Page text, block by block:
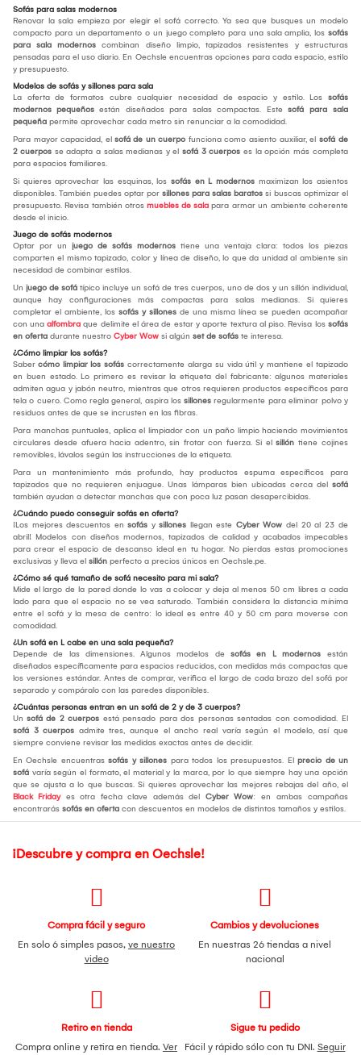
Sofás para salas modernos
Renovar la sala empieza por elegir el sofá correcto. Ya sea que busques un modelo
compacto para un departamento o un juego completo para una sala amplia, los sofás
para sala modernos combinan diseño limpio, tapizados resistentes y estructuras
pensadas para el uso diario. En Oechsle encuentras opciones para cada espacio, estilo
y presupuesto.
Modelos de sofás y sillones para sala
La oferta de formatos cubre cualquier necesidad de espacio y estilo. Los sofás
modernos pequeños están diseñados para salas compactas. Este sofá para sala
pequeña permite aprovechar cada metro sin renunciar a la comodidad.
Para mayor capacidad, el sofá de un cuerpo funciona como asiento auxiliar, el sofá de
2 cuerpos se adapta a salas medianas y el sofá 3 cuerpos es la opción más completa
para espacios familiares.
Si quieres aprovechar las esquinas, los sofás en L modernos maximizan los asientos
disponibles. También puedes optar por sillones para salas baratos si buscas optimizar el
presupuesto. Revisa también otros muebles de sala para armar un ambiente coherente
desde el inicio.
Juego de sofás modernos
Optar por un juego de sofás modernos tiene una ventaja clara: todos los piezas
comparten el mismo tapizado, color y línea de diseño, lo que da unidad al ambiente sin
necesidad de combinar estilos.
Un juego de sofá típico incluye un sofá de tres cuerpos, uno de dos y un sillón individual,
aunque hay configuraciones más compactas para salas medianas. Si quieres
completar el ambiente, los sofás y sillones de una misma línea se pueden acompañar
con una alfombra que delimite el área de estar y aporte textura al piso. Revisa los sofás
en oferta durante nuestro Cyber Wow si algún set de sofás te interesa.
¿Cómo limpiar los sofás?
Saber cómo limpiar los sofás correctamente alarga su vida útil y mantiene el tapizado
en buen estado. Lo primero es revisar la etiqueta del fabricante: algunos materiales
admiten agua y jabón neutro, mientras que otros requieren productos específicos para
tela o cuero. Como regla general, aspira los sillones regularmente para eliminar polvo y
residuos antes de que se incrusten en las fibras.
Para manchas puntuales, aplica el limpiador con un paño limpio haciendo movimientos
circulares desde afuera hacia adentro, sin frotar con fuerza. Si el sillón tiene cojines
removibles, lávalos según las instrucciones de la etiqueta.
Para un mantenimiento más profundo, hay productos espuma específicos para
tapizados que no requieren enjuague. Unas lámparas bien ubicadas cerca del sofá
también ayudan a detectar manchas que con poca luz pasan desapercibidas.
¿Cuándo puedo conseguir sofás en oferta?
¡Los mejores descuentos en sofás y sillones llegan este Cyber Wow del 20 al 23 de
abril! Modelos con diseños modernos, tapizados de calidad y acabados impecables
para crear el espacio de descanso ideal en tu hogar. No pierdas estas promociones
exclusivas y lleva el sillón perfecto a precios únicos en Oechsle.pe.
¿Cómo sé qué tamaño de sofá necesito para mi sala?
Mide el largo de la pared donde lo vas a colocar y deja al menos 50 cm libres a cada
lado para que el espacio no se vea saturado. También considera la distancia mínima
entre el sofá y la mesa de centro: lo ideal es entre 40 y 50 cm para moverse con
comodidad.
¿Un sofá en L cabe en una sala pequeña?
Depende de las dimensiones. Algunos modelos de sofás en L modernos están
diseñados específicamente para espacios reducidos, con medidas más compactas que
los versiones estándar. Antes de comprar, verifica el largo de cada brazo del sofá por
separado y compáralo con las paredes disponibles.
¿Cuántas personas entran en un sofá de 2 y de 3 cuerpos?
Un sofá de 2 cuerpos está pensado para dos personas sentadas con comodidad. El
sofá 3 cuerpos admite tres, aunque el ancho real varía según el modelo, así que
siempre conviene revisar las medidas exactas antes de decidir.
En Oechsle encuentras sofás y sillones para todos los presupuestos. El precio de un
sofá varía según el formato, el material y la marca, por lo que siempre hay una opción
que se ajusta a lo que buscas. Si quieres aprovechar las mejores rebajas del año, el
Black Fridayes otra fecha clave además del Cyber Wow: en ambas campañas
encontrarás sofás en oferta con descuentos en modelos de distintos tamaños y estilos.
¡Descubre y compra en Oechsle!
Compra fácil y seguro
En solo 6 simples pasos, ve nuestro
video
Cambios y devoluciones
En nuestras 26 tiendas a nivel
nacional
Retiro en tienda
Compra online y retira en tienda. Ver
Sigue tu pedido
Fácil y rápido sólo con tu DNI. Seguir